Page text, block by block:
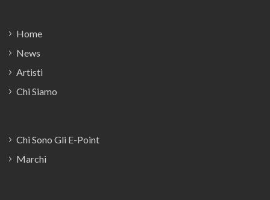
Home
News
Artisti
Chi Siamo
Chi Sono Gli E-Point
Marchi